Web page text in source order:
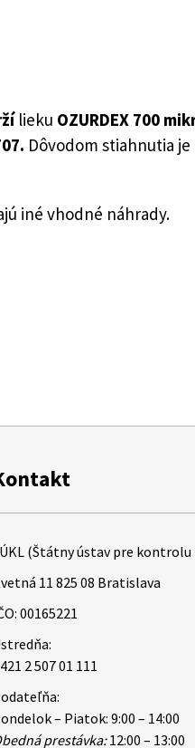
lieku OZURDEX 700
Dôvodom stiahnutia
iné vhodné náhrady.
(Štátny ústav pre kontrolu
11 825 08 Bratislava
00165221
2 507 01 111
– Piatok: 9:00 – 14:00
prestávka:12:00 – 13:00